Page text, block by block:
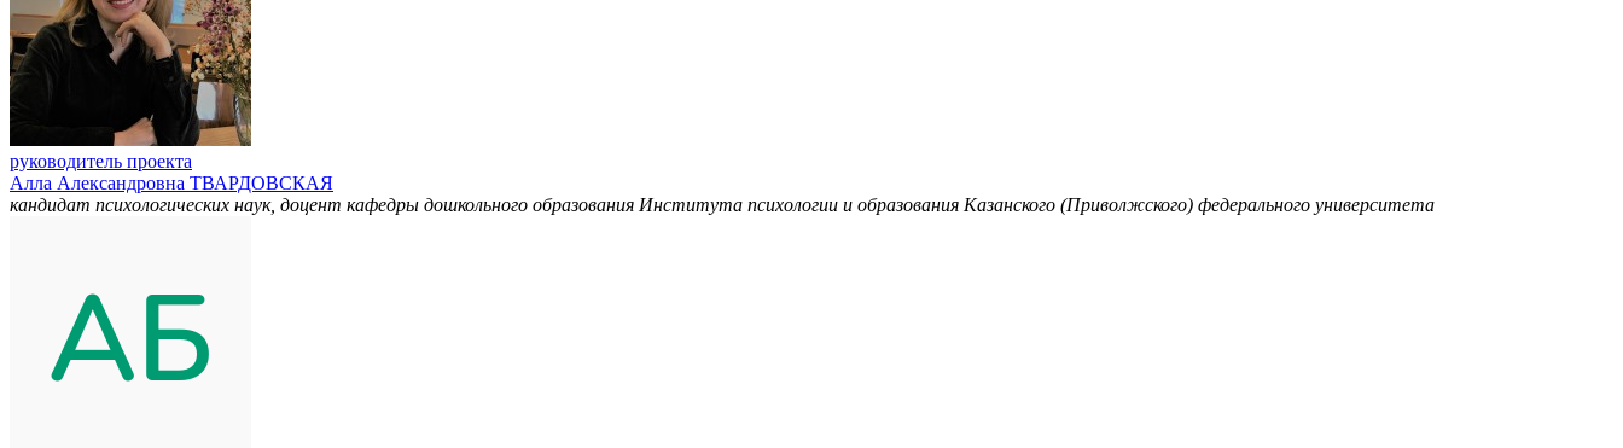
руководитель проекта
Алла Александровна ТВАРДОВСКАЯ
кандидат психологических наук, доцент кафедры дошкольного образования Института психологии и образования Казанского (Приволжского) федерального университета